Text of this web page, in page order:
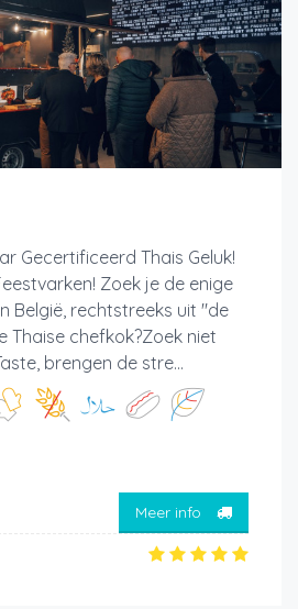
Gecertificeerd Thais Geluk!
Zoek je de enige
België, rechtstreeks uit "de
Thaise chefkok?Zoek niet
brengen de stre...
Meer info